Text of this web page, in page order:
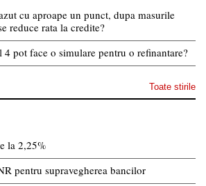
cu aproape un punct, dupa masurile
reduce rata la credite?
pot face o simulare pentru o refinantare?
Toate stirile
la 2,25%
pentru supravegherea bancilor